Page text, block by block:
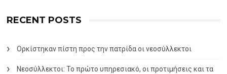
RECENT POSTS
Ορκίστηκαν πίστη προς την πατρίδα οι νεοσύλλεκτοι
Νεοσύλλεκτοι: Το πρώτο υπηρεσιακό, οι προτιμήσεις και τα